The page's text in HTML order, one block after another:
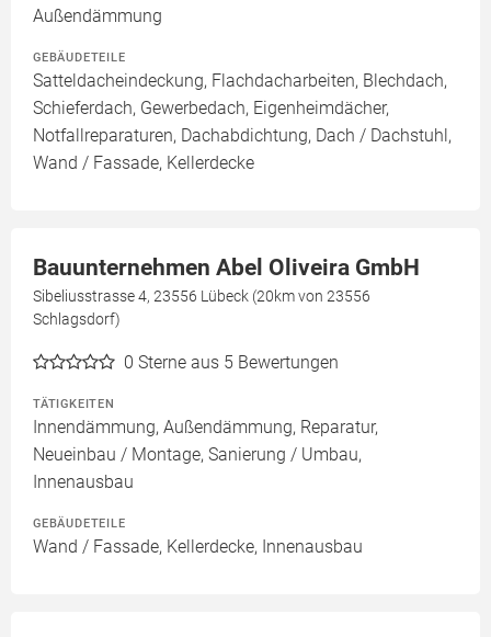
Außendämmung
GEBÄUDETEILE
Satteldacheindeckung, Flachdacharbeiten, Blechdach,
Schieferdach, Gewerbedach, Eigenheimdächer,
Notfallreparaturen, Dachabdichtung, Dach / Dachstuhl,
Wand / Fassade, Kellerdecke
Bauunternehmen Abel Oliveira GmbH
Sibeliusstrasse 4, 23556 Lübeck (20km von 23556
Schlagsdorf)
0 Sterne aus 5 Bewertungen
TÄTIGKEITEN
Innendämmung, Außendämmung, Reparatur,
Neueinbau / Montage, Sanierung / Umbau,
Innenausbau
GEBÄUDETEILE
Wand / Fassade, Kellerdecke, Innenausbau